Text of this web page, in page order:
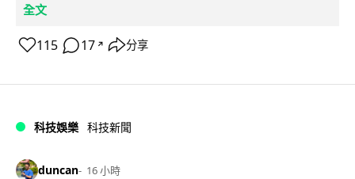
全文
115 17 ↗ 分享
科技娛樂 科技新聞
duncan 16 小時